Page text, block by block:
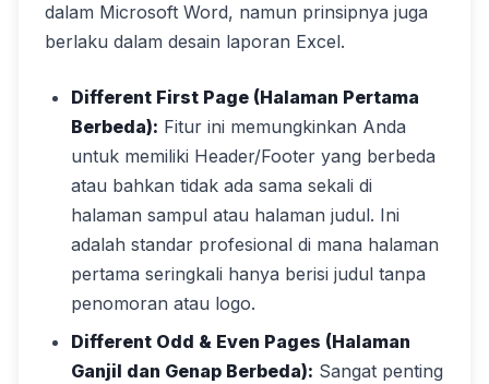
dalam Microsoft Word, namun prinsipnya juga
berlaku dalam desain laporan Excel.
Different First Page (Halaman Pertama
Berbeda): Fitur ini memungkinkan Anda
untuk memiliki Header/Footer yang berbeda
atau bahkan tidak ada sama sekali di
halaman sampul atau halaman judul. Ini
adalah standar profesional di mana halaman
pertama seringkali hanya berisi judul tanpa
penomoran atau logo.
Different Odd & Even Pages (Halaman
Ganjil dan Genap Berbeda): Sangat penting